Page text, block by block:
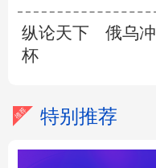
纵论天下 俄乌
杯
特别推荐